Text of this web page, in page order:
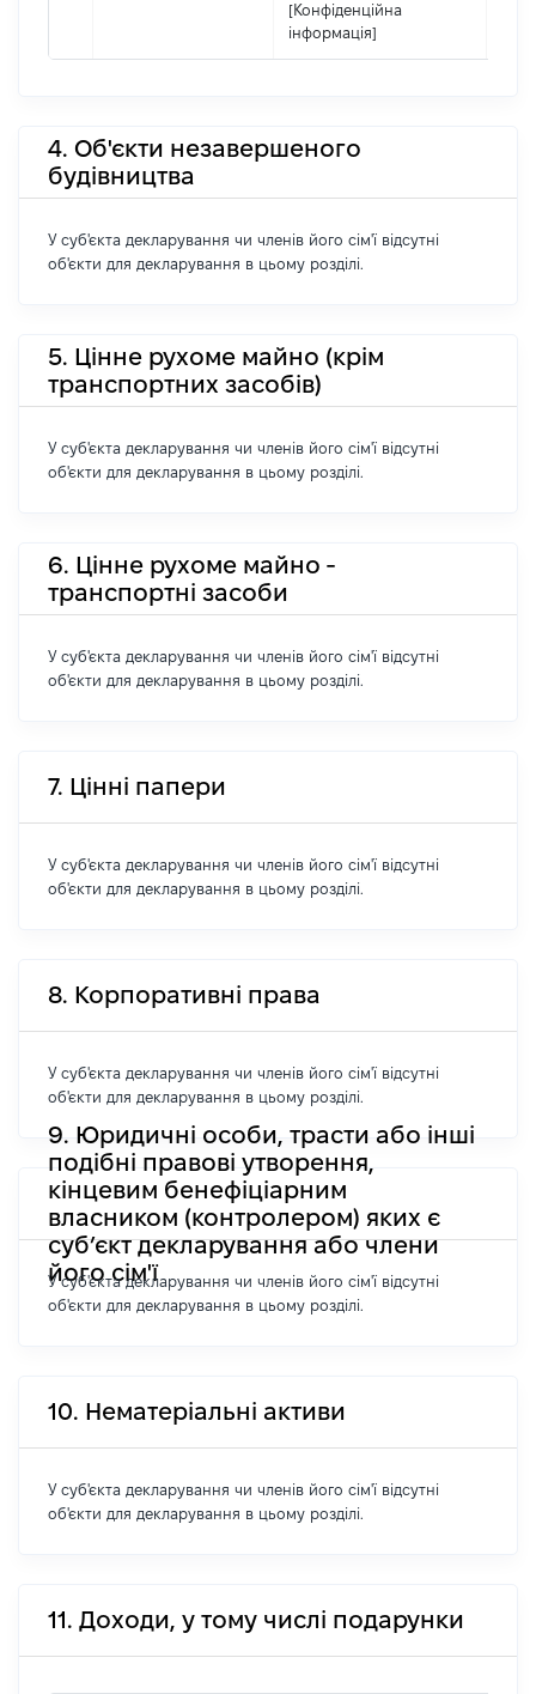
[Конфіденційна
інформація]
4. Об'єкти незавершеного
будівництва
У суб'єкта декларування чи членів його сім'ї відсутні
об'єкти для декларування в цьому розділі.
5. Цінне рухоме майно (крім
транспортних засобів)
У суб'єкта декларування чи членів його сім'ї відсутні
об'єкти для декларування в цьому розділі.
6. Цінне рухоме майно -
транспортні засоби
У суб'єкта декларування чи членів його сім'ї відсутні
об'єкти для декларування в цьому розділі.
7. Цінні папери
У суб'єкта декларування чи членів його сім'ї відсутні
об'єкти для декларування в цьому розділі.
8. Корпоративні права
У суб'єкта декларування чи членів його сім'ї відсутні
об'єкти для декларування в цьому розділі.
9. Юридичні особи, трасти або інші
подібні правові утворення,
кінцевим бенефіціарним
власником (контролером) яких є
суб’єкт декларування або члени
його сім'ї
У суб'єкта декларування чи членів його сім'ї відсутні
об'єкти для декларування в цьому розділі.
10. Нематеріальні активи
У суб'єкта декларування чи членів його сім'ї відсутні
об'єкти для декларування в цьому розділі.
11. Доходи, у тому числі подарунки